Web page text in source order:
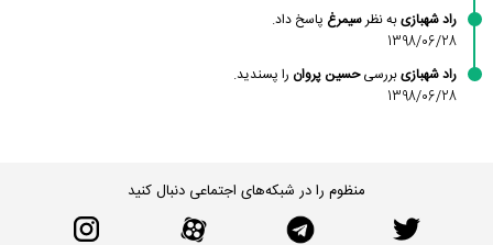
راد شهبازیبه نظرسیمرغ پاسخ داد.
1398/06/28
راد شهبازیبررسیحسین پروان را پسندید.
1398/06/28
منظوم را در شبکه‌های اجتماعی دنبال کنید